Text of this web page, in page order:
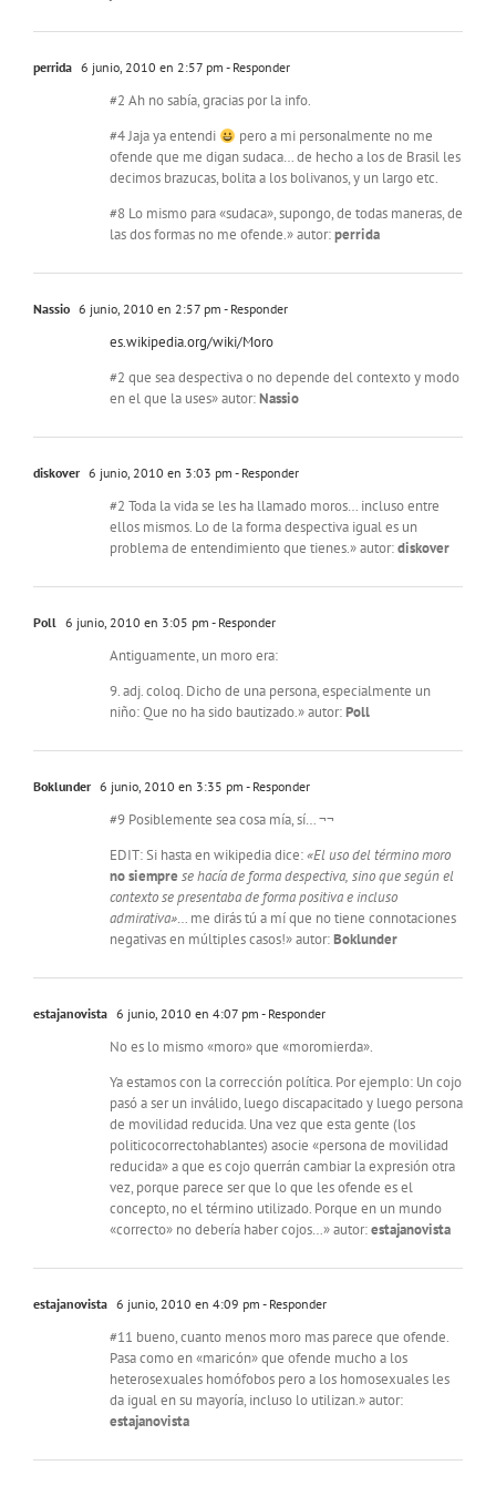
perrida 6 junio, 2010 en 2:57 pm - Responder
#2 Ah no sabía, gracias por la info.
#4 Jaja ya entendi
pero a mi personalmente no me
ofende que me digan sudaca… de hecho a los de Brasil les
decimos brazucas, bolita a los bolivanos, y un largo etc.
#8 Lo mismo para «sudaca», supongo, de todas maneras, de
las dos formas no me ofende.» autor:perrida
Nassio 6 junio, 2010 en 2:57 pm - Responder
es.wikipedia.org/wiki/Moro
#2 que sea despectiva o no depende del contexto y modo
en el que la uses» autor:Nassio
diskover 6 junio, 2010 en 3:03 pm - Responder
#2 Toda la vida se les ha llamado moros… incluso entre
ellos mismos. Lo de la forma despectiva igual es un
problema de entendimiento que tienes.» autor:diskover
Poll 6 junio, 2010 en 3:05 pm - Responder
Antiguamente, un moro era:
9. adj. coloq. Dicho de una persona, especialmente un
niño: Que no ha sido bautizado.» autor:Poll
Boklunder 6 junio, 2010 en 3:35 pm - Responder
#9 Posiblemente sea cosa mía, sí… ¬¬
EDIT: Si hasta en wikipedia dice:«Elusodeltérminomoro
nosiempre sehacíade formadespectiva, sinoquesegúnel
contextosepresentabade formapositivaeincluso
admirativa»… me dirás tú a mí que no tiene connotaciones
negativas en múltiples casos!» autor:Boklunder
estajanovista 6 junio, 2010 en 4:07 pm - Responder
No es lo mismo «moro» que «moromierda».
Ya estamos con la corrección política. Por ejemplo: Un cojo
pasó a ser un inválido, luego discapacitado y luego persona
de movilidad reducida. Una vez que esta gente (los
politicocorrectohablantes) asocie «persona de movilidad
reducida» a que es cojo querrán cambiar la expresión otra
vez, porque parece ser que lo que les ofende es el
concepto, no el término utilizado. Porque en un mundo
«correcto» no debería haber cojos…» autor:estajanovista
estajanovista 6 junio, 2010 en 4:09 pm - Responder
#11 bueno, cuanto menos moro mas parece que ofende.
Pasa como en «maricón» que ofende mucho a los
heterosexuales homófobos pero a los homosexuales les
da igual en su mayoría, incluso lo utilizan.» autor:
estajanovista